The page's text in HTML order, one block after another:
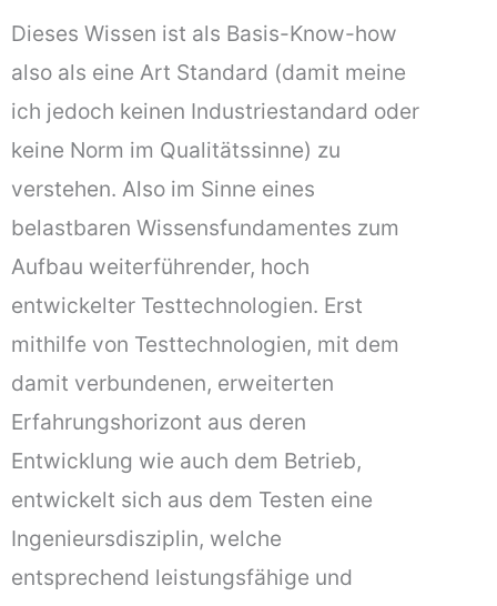
Dieses Wissen ist als Basis-Know-how
also als eine Art Standard (damit meine
ich jedoch keinen Industriestandard oder
keine Norm im Qualitätssinne) zu
verstehen. Also im Sinne eines
belastbaren Wissensfundamentes zum
Aufbau weiterführender, hoch
entwickelter Testtechnologien. Erst
mithilfe von Testtechnologien, mit dem
damit verbundenen, erweiterten
Erfahrungshorizont aus deren
Entwicklung wie auch dem Betrieb,
entwickelt sich aus dem Testen eine
Ingenieursdisziplin, welche
entsprechend leistungsfähige und